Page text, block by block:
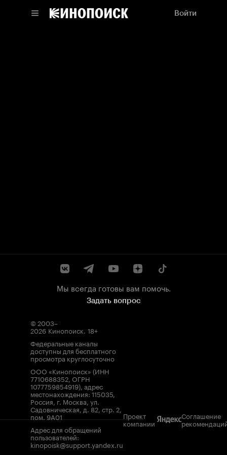
Войти
Мы всегда готовы вам помочь.
Задать вопрос
© 2003–
2026 Кинопоиск. 18+
Федеральные каналы
доступны для бесплатного
просмотра круглосуточно
ООО «Кинопоиск» (ИНН
7710688352, ОГРН
1077759854919), адрес
местонахождения: 115035,
Россия, г. Москва, ул.
Садовническая, д. 82, стр. 2,
пом. 9А01
Адрес для обращений
пользователей:
kinopoisk@support.yandex.ru
Проект
компании
Соглашение